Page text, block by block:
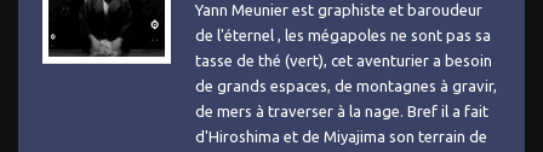
Yann Meunier est graphiste et baroudeur
de l'éternel , les mégapoles ne sont pas sa
tasse de thé (vert), cet aventurier a besoin
de grands espaces, de montagnes à gravir,
de mers à traverser à la nage. Bref il a fait
d'Hiroshima et de Miyajima son terrain de